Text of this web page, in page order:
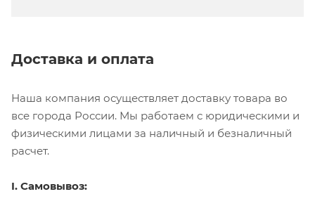
Доставка и оплата
Наша компания осуществляет доставку товара во
все города России. Мы работаем с юридическими и
физическими лицами за наличный и безналичный
расчет.
I. Самовывоз: